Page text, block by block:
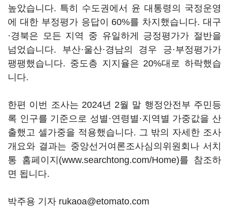
높았습니다. 특히 수도권에서 윤 대통령의 국정운영
에 대한 부정평가 응답이 60%를 차지했습니다. 대구
·경북은 모든 지역 중 유일하게 긍정평가가 절반을
넘었습니다. 부산·울산·경남의 경우 긍·부정평가가
팽팽했습니다. 중도층 지지율은 20%대로 하락했습
니다.
한편 이번 조사는 2024년 2월 말 행정안전부 주민등
록 인구를 기준으로 성별·연령별·지역별 가중값을 산
출했고 셀가중을 적용했습니다. 그 밖의 자세한 조사
개요와 결과는 중앙선거여론조사심의위원회나 서치
통 홈페이지(www.searchtong.com/Home)를 참조하
면 됩니다.
박주용 기자 rukaoa@etomato.com